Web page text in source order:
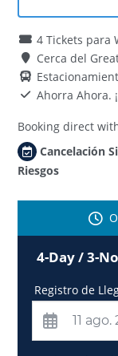
4 Tickets para
Cerca del
Ahorra Ahora.
Booking direct
Cancelación
Riesgos
4-Day / 3-
Registro de